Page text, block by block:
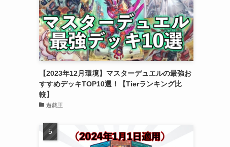
【2023年12月環境】マスターデュエルの最強お
すすめデッキTOP10選！【Tierランキング比
較】
遊戯王